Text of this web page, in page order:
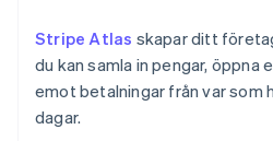
Stripe Atlas skapar ditt
du kan samla in pengar,
emot betalningar från var som
dagar.